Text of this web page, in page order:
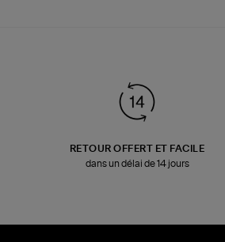
RETOUR OFFERT ET FACILE
dans un délai de 14 jours